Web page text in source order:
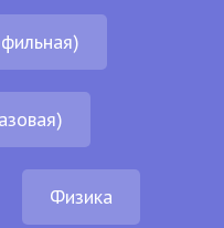
Физика